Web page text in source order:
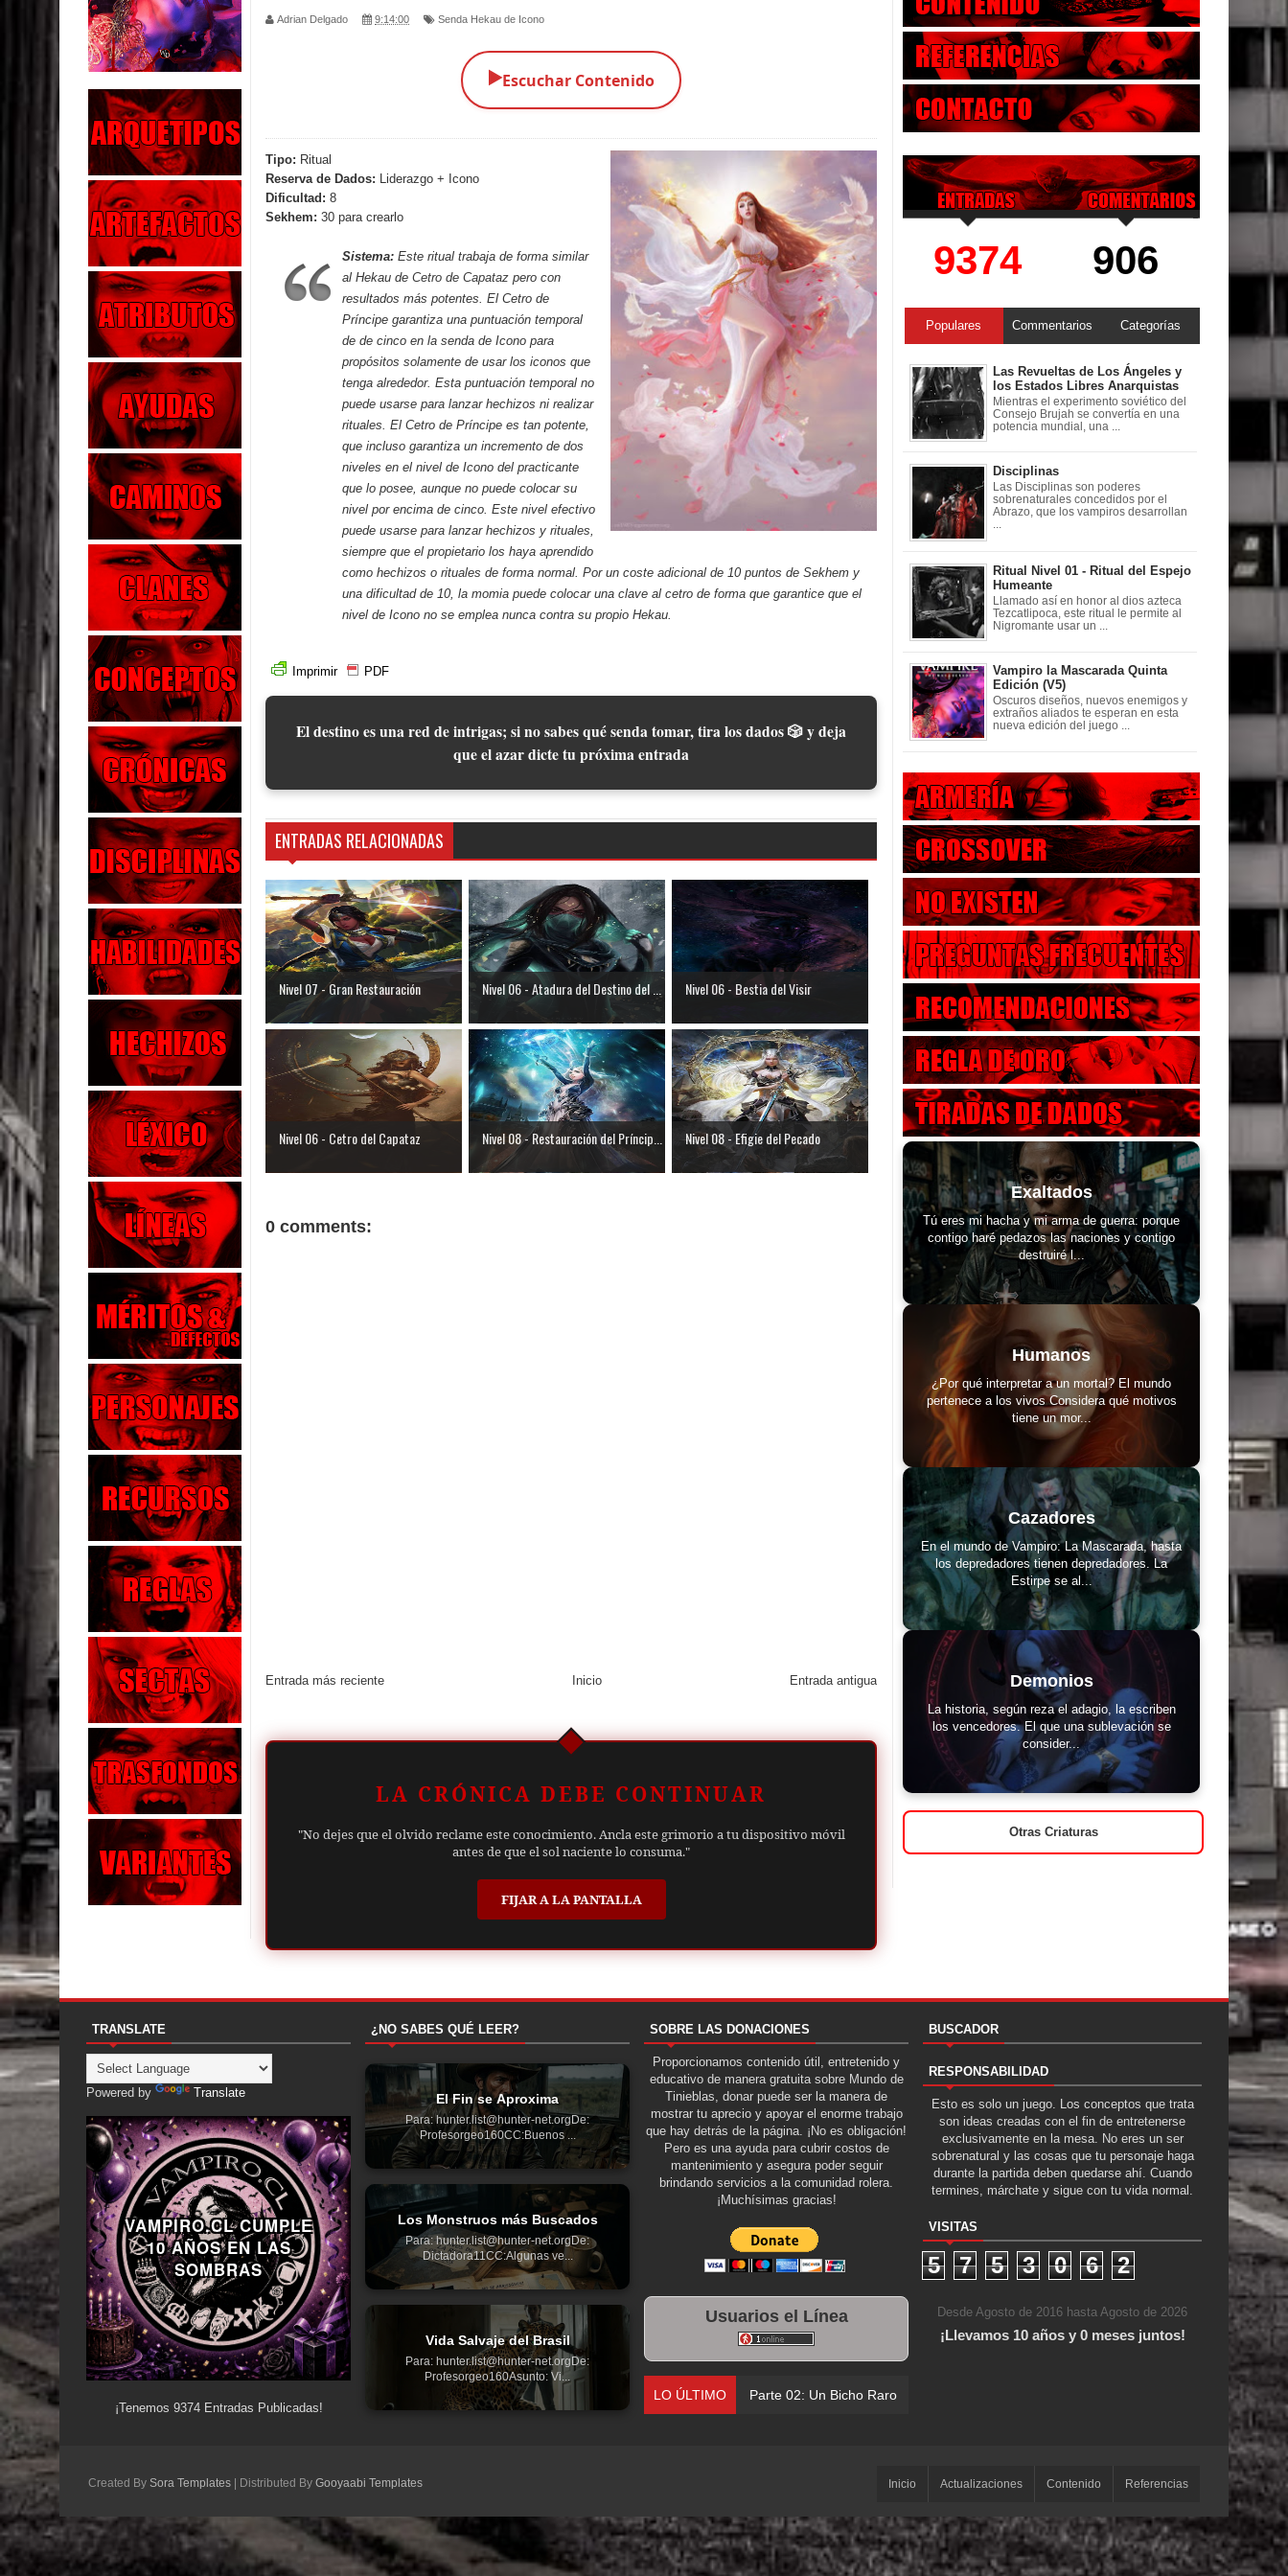
Parte 02: Los Muertos Gobiernan a los Vivos
Parte 01: Escondido a Plena Luz
Parte 02: El Enemigo de mi Enemigo
Parte 06: Coletazos
Parte 05: Los Horrores del Infierno
Parte 04: Oídos Sordos
Parte 03: La Traición
Parte 02: Vuelve el Hijo Prodigo
Parte 03: Reflexiones
Adrian Delgado 9:14:00 Senda Hekau de Icono
▶️Escuchar Contenido
Tipo: Ritual
Reserva de Dados: Liderazgo + Icono
Dificultad: 8
Sekhem: 30 para crearlo
Sistema: Este ritual trabaja de forma similar
al Hekau de Cetro de Capataz pero con
resultados más potentes. El Cetro de
Príncipe garantiza una puntuación temporal
de de cinco en la senda de Icono para
propósitos solamente de usar los iconos que
tenga alrededor. Esta puntuación temporal no
puede usarse para lanzar hechizos ni realizar
rituales. El Cetro de Príncipe es tan potente,
que incluso garantiza un incremento de dos
niveles en el nivel de Icono del practicante
que lo posee, aunque no puede colocar su
nivel por encima de cinco. Este nivel efectivo
puede usarse para lanzar hechizos y rituales,
siempre que el propietario los haya aprendido
como hechizos o rituales de forma normal. Por un coste adicional de 10 puntos de Sekhem y
una dificultad de 10, la momia puede colocar una clave al cetro de forma que garantice que el
nivel de Icono no se emplea nunca contra su propio Hekau.
Imprimir PDF
El destino es una red de intrigas; si no sabes qué senda tomar, tira los dados 🎲 y deja
que el azar dicte tu próxima entrada
ENTRADAS RELACIONADAS
Nivel 07 - Gran Restauración Nivel 06 - Atadura del Destino del ... Nivel 06 - Bestia del Visir
Nivel 06 - Cetro del Capataz Nivel 08 - Restauración del Príncip... Nivel 08 - Efigie del Pecado
0 comments:
Entrada más reciente Entrada antigua
Inicio
LA CRÓNICA DEBE CONTINUAR
"No dejes que el olvido reclame este conocimiento. Ancla este grimorio a tu dispositivo móvil
antes de que el sol naciente lo consuma."
FIJAR A LA PANTALLA
9374 906
Populares Commentarios Categorías
Las Revueltas de Los Ángeles y
los Estados Libres Anarquistas
Mientras el experimento soviético del
Consejo Brujah se convertía en una
potencia mundial, una ...
Disciplinas
Las Disciplinas son poderes
sobrenaturales concedidos por el
Abrazo, que los vampiros desarrollan
Ritual Nivel 01 - Ritual del Espejo
Humeante
Llamado así en honor al dios azteca
Tezcatlipoca, este ritual le permite al
Nigromante usar un ...
Vampiro la Mascarada Quinta
Edición (V5)
Oscuros diseños, nuevos enemigos y
extraños aliados te esperan en esta
nueva edición del juego ...
Exaltados
Tú eres mi hacha y mi arma de guerra: porque
contigo haré pedazos las naciones y contigo
destruiré l...
Humanos
¿Por qué interpretar a un mortal? El mundo
pertenece a los vivos Considera qué motivos
tiene un mor...
Cazadores
En el mundo de Vampiro: La Mascarada, hasta
los depredadores tienen depredadores. La
Estirpe se al...
Demonios
La historia, según reza el adagio, la escriben
los vencedores. El que una sublevación se
consider...
Otras Criaturas
TRANSLATE
Powered by Translate
VAMPIRO.CL CUMPLE
10 AÑOS EN LAS
SOMBRAS
¡Tenemos 9374Entradas Publicadas!
¿NO SABES QUÉ LEER?
El Fin se Aproxima
Para: hunter.list@hunter-net.orgDe:
Profesorgeo160CC:Buenos ...
Los Monstruos más Buscados
Para: hunter.list@hunter-net.orgDe:
Dictadora11CC:Algunas ve...
Vida Salvaje del Brasil
Para: hunter.list@hunter-net.orgDe:
Profesorgeo160Asunto: Vi...
SOBRE LAS DONACIONES
Proporcionamos contenido útil, entretenido y
educativo de manera gratuita sobre Mundo de
Tinieblas, donar puede ser la manera de
mostrar tu aprecio y apoyar el enorme trabajo
que hay detrás de la página. ¡No es obligación!
Pero es una ayuda para cubrir costos de
mantenimiento y asegura poder seguir
brindando servicios a la comunidad rolera.
¡Muchísimas gracias!
Usuarios el Línea
LO ÚLTIMO Parte 02: Un Bicho Raro
BUSCADOR
RESPONSABILIDAD
Esto es solo un juego. Los conceptos que trata
son ideas creadas con el fin de entretenerse
exclusivamente en la mesa. No eres un ser
sobrenatural y las cosas que tu personaje haga
durante la partida deben quedarse ahí. Cuando
termines, márchate y sigue con tu vida normal.
VISITAS
5 7 5 3 0 6 2
Desde Agosto de 2016 hasta Agosto de 2026
¡Llevamos 10 años y 0 meses juntos!
Created By Sora Templates | Distributed By Gooyaabi Templates Inicio Actualizaciones Contenido Referencias